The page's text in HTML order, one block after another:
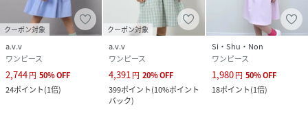
クーポン対象
a.v.v
ワンピース
2,744円 50%OFF
24ポイント(1倍)
クーポン対象
a.v.v
ワンピース
4,391 円 20%OFF
399ポイント(10%ポイント
バック)
Si・Shu・Non
ワンピース
1,980円 50%OFF
18ポイント(1倍)